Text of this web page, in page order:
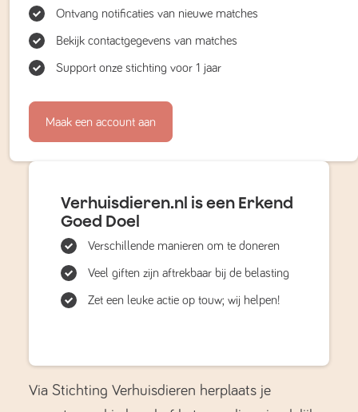
Ontvang notificaties van nieuwe matches
Bekijk contactgegevens van matches
Support onze stichting voor 1 jaar
Maak een account aan
Verhuisdieren.nl is een Erkend
Goed Doel
Verschillende manieren om te doneren
Veel giften zijn aftrekbaar bij de belasting
Zet een leuke actie op touw; wij helpen!
Via Stichting Verhuisdieren herplaats je